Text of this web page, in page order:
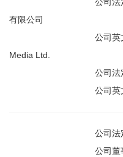
公司法定中文名
有限公司
公司英文名
Media Ltd.
公司法定中文
公司英文名
公司法
公司董